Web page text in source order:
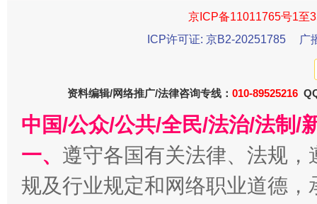
京ICP备11011765号1至
ICP许可证: 京B2-20251785
广
资料编辑/网络推广/法律咨询专线： 010-89525216
中国/公众/公共/全民/法治/法制/
一、 遵守各国有关法律、法规
规及行业规定和网络职业道德